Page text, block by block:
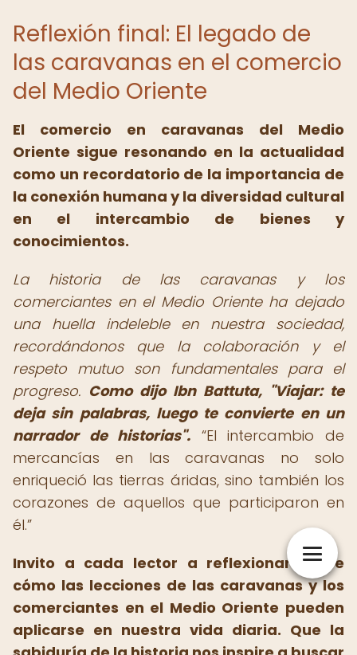
Reflexión final: El legado de
las caravanas en el comercio
del Medio Oriente
El comercio en caravanas del Medio
Oriente sigue resonando en la actualidad
como un recordatorio de la importancia de
la conexión humana y la diversidad cultural
en el intercambio de bienes y
conocimientos.
La historia de las caravanas y los
comerciantes en el Medio Oriente ha dejado
una huella indeleble en nuestra sociedad,
recordándonos que la colaboración y el
respeto mutuo son fundamentales para el
progreso. Como dijo Ibn Battuta, "Viajar: te
deja sin palabras, luego te convierte en un
narrador de historias".
El intercambio de
mercancías en las caravanas no solo
enriqueció las tierras áridas, sino también los
corazones de aquellos que participaron en
él.
Invito a cada lector a reflexionar sobre
cómo las lecciones de las caravanas y los
comerciantes en el Medio Oriente pueden
aplicarse en nuestra vida diaria. Que la